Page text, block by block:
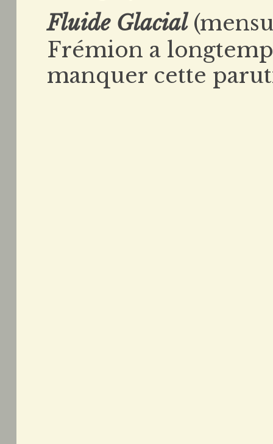
Fluide Glacial
Frémion a
manquer cette